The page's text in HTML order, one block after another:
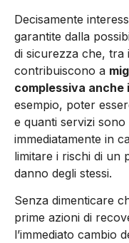
Decisamente
garantite dalla
di sicurezza che, tra
contribuiscono a
complessiva anche
esempio, poter
e quanti servizi
immediatamente in
limitare i rischi di un
danno degli stessi.
Senza dimenticare
prime azioni di
l’immediato cambio